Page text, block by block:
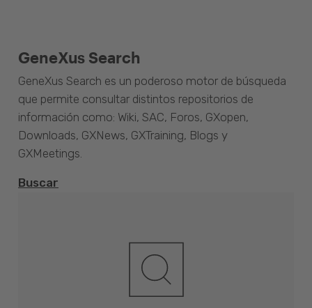
GeneXus Search
GeneXus Search es un poderoso motor de búsqueda
que permite consultar distintos repositorios de
información como: Wiki, SAC, Foros, GXopen,
Downloads, GXNews, GXTraining, Blogs y
GXMeetings.
Buscar